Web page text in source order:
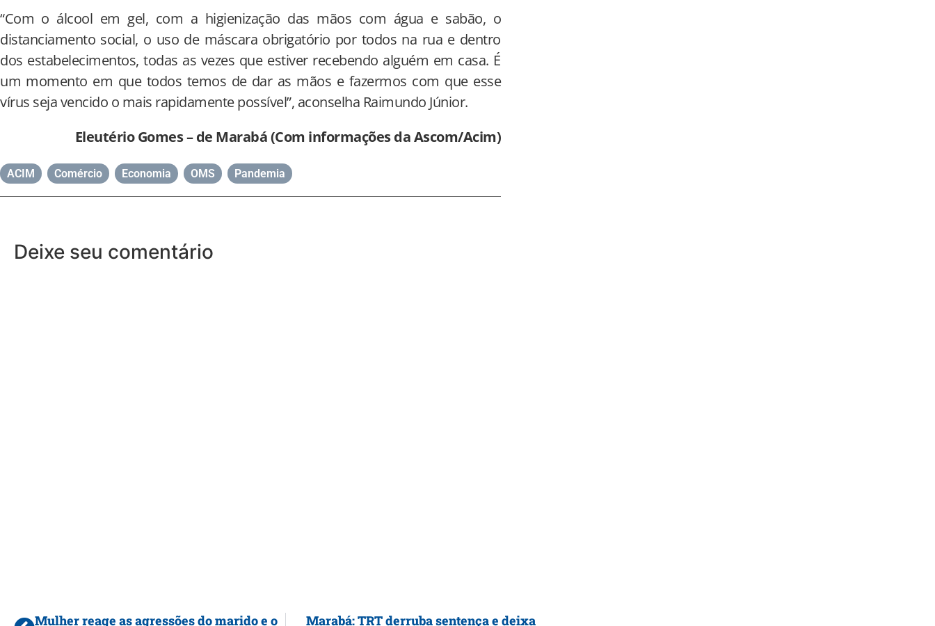
“Com o álcool em gel, com a higienização das mãos com água e sabão, o
distanciamento social, o uso de máscara obrigatório por todos na rua e dentro
dos estabelecimentos, todas as vezes que estiver recebendo alguém em casa. É
um momento em que todos temos de dar as mãos e fazermos com que esse
vírus seja vencido o mais rapidamente possível”, aconselha Raimundo Júnior.
Eleutério Gomes – de Marabá (Com informações da Ascom/Acim)
ACIM Comércio Economia OMS Pandemia
Deixe seu comentário
Mulher reage as agressões do marido e o
Marabá: TRT derruba sentença e deixa